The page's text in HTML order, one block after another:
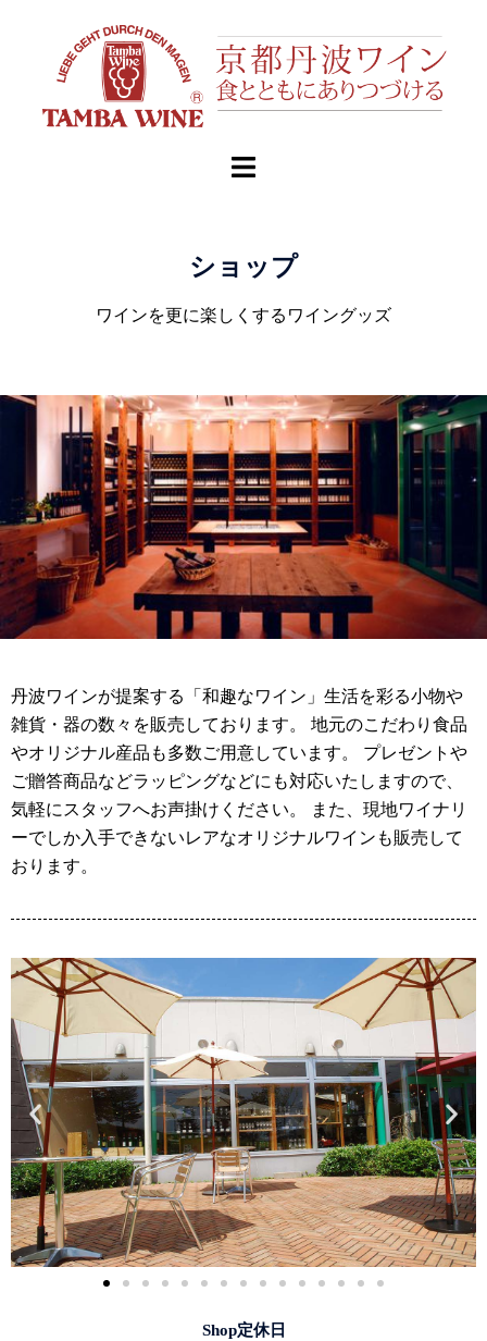
ショップ
ワインを更に楽しくするワイングッズ
丹波ワインが提案する「和趣なワイン」生活を彩る小物や
雑貨・器の数々を販売しております。 地元のこだわり食品
やオリジナル産品も多数ご用意しています。 プレゼントや
ご贈答商品などラッピングなどにも対応いたしますので、
気軽にスタッフへお声掛けください。 また、現地ワイナリ
ーでしか入手できないレアなオリジナルワインも販売して
おります。
Shop定休日